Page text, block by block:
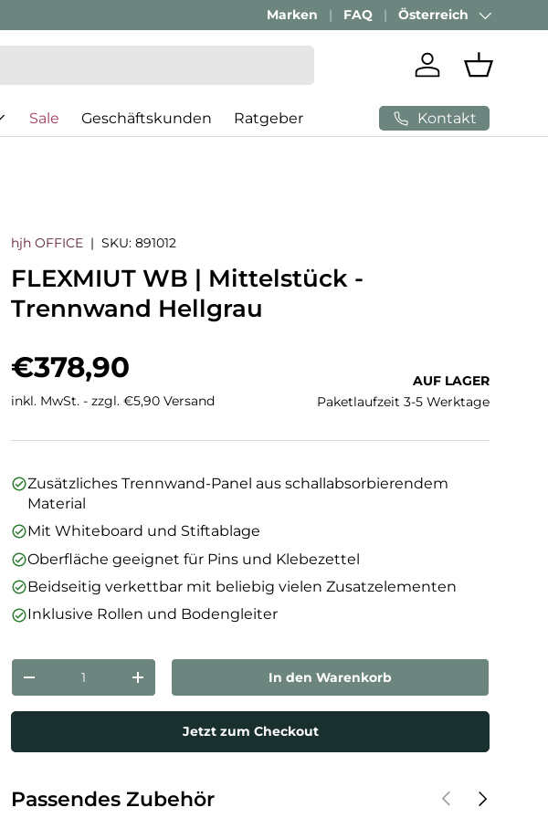
Marken FAQ Land/Region
Österreich
Einloggen
Sale Geschäftskunden Ratgeber Kontakt
hjh OFFICE |SKU: 891012
FLEXMIUT WB | Mittelstück -
Trennwand Hellgrau
Normaler Preis
€378,90
inkl. MwSt. - zzgl. €5,90 Versand
AUF LAGER
Paketlaufzeit 3-5 Werktage
Zusätzliches Trennwand-Panel aus schallabsorbierendem
Material
Mit Whiteboard und Stiftablage
Oberfläche geeignet für Pins und Klebezettel
Beidseitig verkettbar mit beliebig vielen Zusatzelementen
Inklusive Rollen und Bodengleiter
Anzahl
Menge verringernMenge erhöhen In den Warenkorb
Jetzt zum Checkout
Passendes Zubehör VorherigeNächste